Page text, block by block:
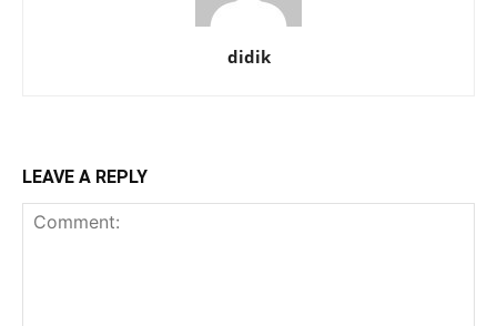
didik
LEAVE A REPLY